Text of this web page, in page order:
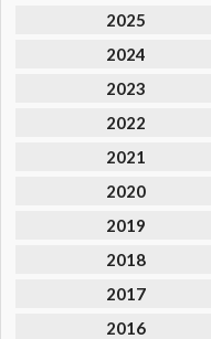
2025
2024
2023
2022
2021
2020
2019
2018
2017
2016